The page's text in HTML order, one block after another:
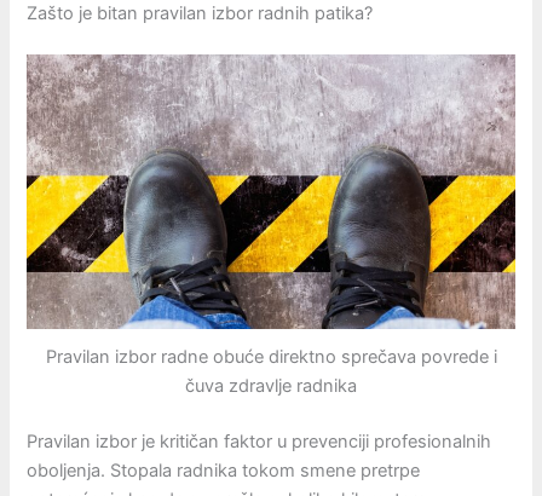
Zašto je bitan pravilan izbor radnih patika?
Pravilan izbor radne obuće direktno sprečava povrede i
čuva zdravlje radnika
Pravilan izbor je kritičan faktor u prevenciji profesionalnih
oboljenja. Stopala radnika tokom smene pretrpe